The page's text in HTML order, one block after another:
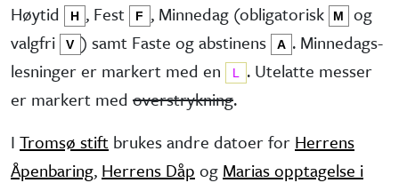
Høytid
H , Fest F , Minne­dag (obliga­torisk M
og
valg­fri
V ) samt Faste og abstinens A . Minnedags­
lesninger er markert med en
L
. Utelatte messer
er markert med overstrykning.
I Tromsø stift brukes andre datoer for Herrens
Åpenbaring, Herrens Dåp og Marias opptagelse i